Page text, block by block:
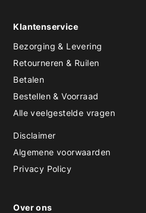
Klantenservice
Bezorging & Levering
Retourneren & Ruilen
Betalen
Bestellen & Voorraad
Alle veelgestelde vragen
Disclaimer
Algemene voorwaarden
Privacy Policy
Over ons